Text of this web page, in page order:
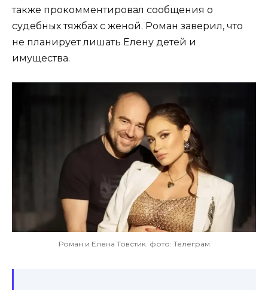
также прокомментировал сообщения о
судебных тяжбах с женой. Роман заверил, что
не планирует лишать Елену детей и
имущества.
Роман и Елена Товстик. фото: Телеграм